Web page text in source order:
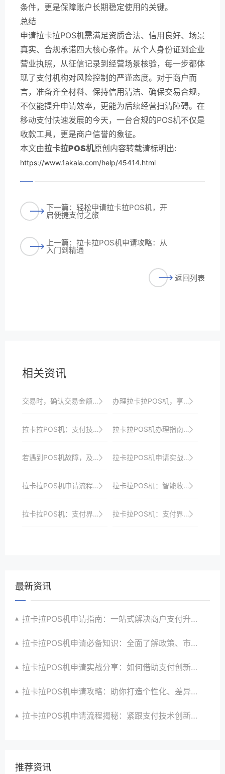
条件，更是保障账户长期稳定使用的关键。
总结
申请拉卡拉POS机需满足资质合法、信用良好、场景
真实、合规承诺四大核心条件。从个人身份证到企业
营业执照，从征信记录到经营场景核验，每一步都体
现了支付机构对风险控制的严谨态度。对于商户而
言，准备齐全材料、保持信用清洁、确保交易合规，
不仅能提升申请效率，更能为后续经营扫清障碍。在
移动支付快速发展的今天，一台合规的POS机不仅是
收款工具，更是商户信誉的象征。
本文由拉卡拉POS机原创内容转载请标明出:
https://www.1akala.com/help/45414.html
下一篇：轻松申请拉卡拉POS机，开
启便捷支付之旅
上一篇：拉卡拉POS机申请攻略：从
入门到精通
返回列表
相关资讯
交易时，确认交易金额无误后再进行下一步操作。 办理拉卡拉POS机，享受专业高效的收银服务，提升顾客满意度与忠诚度
拉卡拉POS机：支付技术的新革命，引领行业发展 拉卡拉POS机办理指南：从零开始轻松掌握收银新技能并打造智能化收银新时代以满足商家多样化需求并引领行业发展方向
若遇到POS机故障，及时联系客服寻求帮助。 拉卡拉POS机申请实战技巧：轻松应对各种挑战
拉卡拉POS机申请流程速览，助你抢占支付升级先机 拉卡拉POS机：智能收银，提升商家竞争力
拉卡拉POS机：支付界的“黑科技” 拉卡拉POS机：支付界的“智慧大师”
最新资讯
拉卡拉POS机申请指南：一站式解决商户支付升级、智能化与创新需求
拉卡拉POS机申请必备知识：全面了解政策、市场、技术与创新趋势
拉卡拉POS机申请实战分享：如何借助支付创新技术提升商户运营效益与效率
拉卡拉POS机申请攻略：助你打造个性化、差异化支付体验以提升竞争力
拉卡拉POS机申请流程揭秘：紧跟支付技术创新步伐，抢占市场先机
推荐资讯